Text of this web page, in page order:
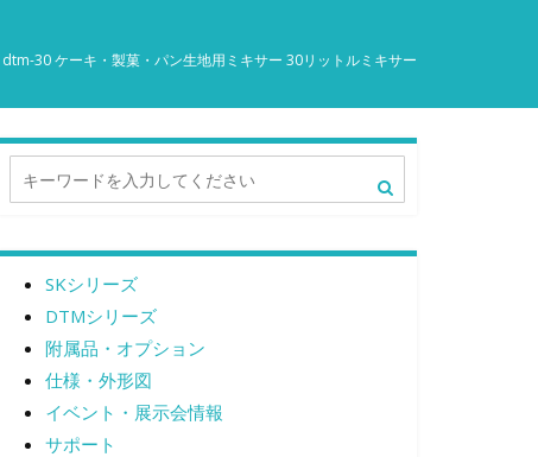
dtm-30 ケーキ・製菓・パン生地用ミキサー 30リットルミキサー
SKシリーズ
DTMシリーズ
附属品・オプション
仕様・外形図
イベント・展示会情報
サポート